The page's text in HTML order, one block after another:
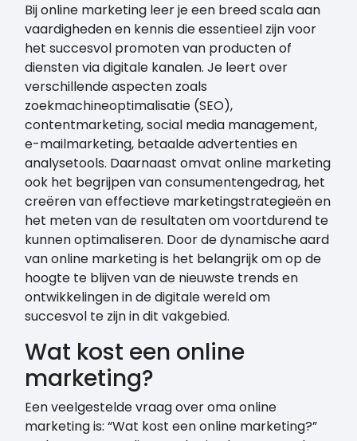
Bij online marketing leer je een breed scala aan
vaardigheden en kennis die essentieel zijn voor
het succesvol promoten van producten of
diensten via digitale kanalen. Je leert over
verschillende aspecten zoals
zoekmachineoptimalisatie (SEO),
contentmarketing, social media management,
e-mailmarketing, betaalde advertenties en
analysetools. Daarnaast omvat online marketing
ook het begrijpen van consumentengedrag, het
creëren van effectieve marketingstrategieën en
het meten van de resultaten om voortdurend te
kunnen optimaliseren. Door de dynamische aard
van online marketing is het belangrijk om op de
hoogte te blijven van de nieuwste trends en
ontwikkelingen in de digitale wereld om
succesvol te zijn in dit vakgebied.
Wat kost een online
marketing?
Een veelgestelde vraag over oma online
marketing is: “Wat kost een online marketing?”